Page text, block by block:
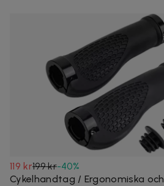
119 kr199 kr-40%
Cykelhandtag / Ergonomiska och